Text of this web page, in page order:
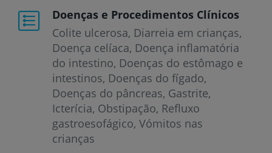
Doenças e Procedimentos Clínicos
Colite ulcerosa Diarreia em crianças
Doença celíaca Doença inflamatória
do intestino Doenças do estômago e
intestinos Doenças do fígado
Doenças do pâncreas Gastrite
Icterícia Obstipação Refluxo
gastroesofágico Vómitos nas
crianças